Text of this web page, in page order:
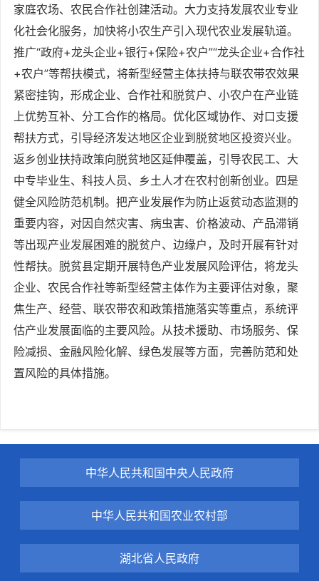
家庭农场、农民合作社创建活动。大力支持发展农业专业
化社会化服务，加快将小农生产引入现代农业发展轨道。
推广“政府+龙头企业+银行+保险+农户”“龙头企业+合作社
+农户”等帮扶模式，将新型经营主体扶持与联农带农效果
紧密挂钩，形成企业、合作社和脱贫户、小农户在产业链
上优势互补、分工合作的格局。优化区域协作、对口支援
帮扶方式，引导经济发达地区企业到脱贫地区投资兴业。
返乡创业扶持政策向脱贫地区延伸覆盖，引导农民工、大
中专毕业生、科技人员、乡土人才在农村创新创业。四是
健全风险防范机制。把产业发展作为防止返贫动态监测的
重要内容，对因自然灾害、病虫害、价格波动、产品滞销
等出现产业发展困难的脱贫户、边缘户，及时开展有针对
性帮扶。脱贫县定期开展特色产业发展风险评估，将龙头
企业、农民合作社等新型经营主体作为主要评估对象，聚
焦生产、经营、联农带农和政策措施落实等重点，系统评
估产业发展面临的主要风险。从技术援助、市场服务、保
险减损、金融风险化解、绿色发展等方面，完善防范和处
置风险的具体措施。
中华人民共和国中央人民政府
中华人民共和国农业农村部
湖北省人民政府